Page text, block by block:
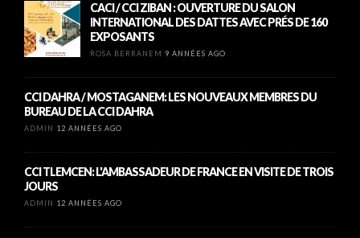
CACI / CCI ZIBAN : OUVERTURE DU SALON
INTERNATIONAL DES DATTES AVEC PRÉS DE 160
EXPOSANTS
ROSA BERRANEM 9 ANNÉES AGO
CCI DAHRA / MOSTAGANEM: LES NOUVEAUX MEMBRES DU
BUREAU DE LA CCI DAHRA
ADMIN 12 ANNÉES AGO
CCI TLEMCEN: L'AMBASSADEUR DE FRANCE EN VISITE DE TROIS
JOURS
ADMIN 12 ANNÉES AGO